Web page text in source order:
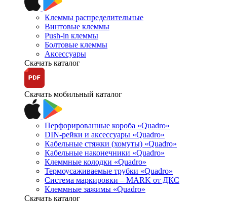
Клеммы распределительные
Винтовые клеммы
Push-in клеммы
Болтовые клеммы
Аксессуары
Скачать каталог
Скачать мобильный каталог
Перфорированные короба «Quadro»
DIN-рейки и аксессуары «Quadro»
Кабельные стяжки (хомуты) «Quadro»
Кабельные наконечники «Quadro»
Клеммные колодки «Quadro»
Термоусаживаемые трубки «Quadro»
Система маркировки – MARK от ДКС
Клеммные зажимы «Quadro»
Скачать каталог